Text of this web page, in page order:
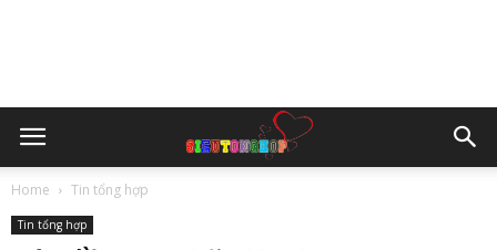
Home Tin tổng hợp
Tin tổng hợp